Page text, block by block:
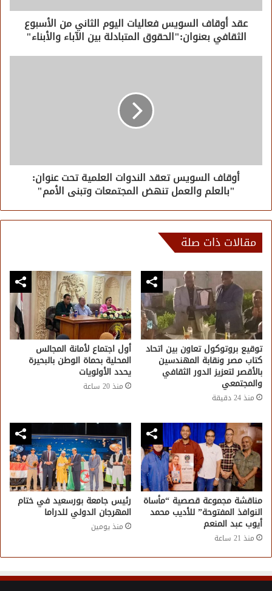
عقد أوقاف السويس فعاليات اليوم الثاني من الأسبوع
الثقافي بعنوان:"الحقوق المتبادلة بين الآباء والأبناء"
أوقاف السويس تعقد الندوات العلمية تحت عنوان:
"بالعلم والعمل تنهض المجتمعات وتبنى الأمم"
مقالات ذات صلة
توقيع بروتوكول تعاون بين اتحاد
كتاب مصر ونقابة المهندسين
بالأقصر لتعزيز الدور الثقافي
والمجتمعي
منذ 24 دقيقة
أول اجتماع لأمانة المجالس
المحلية بحماة الوطن بالبحيرة
يحدد الأولويات
منذ 20 ساعة
مناقشة مجموعة قصصية “مأساة
النوافذ المفتوحة” للأديب محمد
أيوب عبد المنعم
منذ 21 ساعة
رئيس جامعة بورسعيد في ختام
المهرجان الدولي للدراما
منذ يومين